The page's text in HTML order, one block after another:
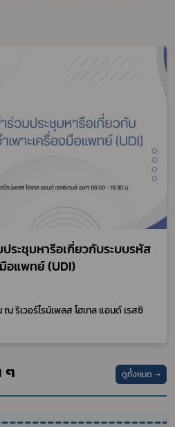
ระชุมหารือเกี่ยวกับระบบรหัส
อแพทย์ (UDI)
ริเวอร์ไรน์เพลส โฮเทล แอนด์ เรสซิ
ๆ ดูทั้งหมด →